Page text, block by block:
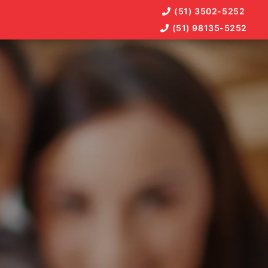
(51) 3502-5252
(51) 98135-5252